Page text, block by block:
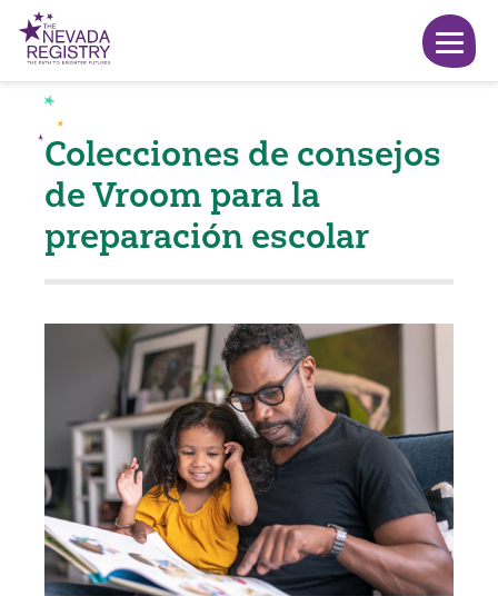
Colecciones de consejos
de Vroom para la
preparación escolar